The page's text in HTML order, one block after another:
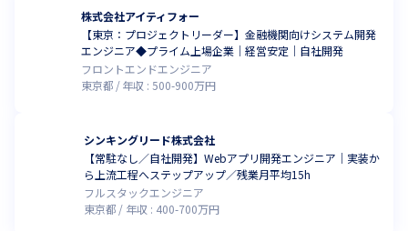
株式会社アイティフォー
【東京：プロジェクトリーダー】金融機関向けシステム開発
エンジニア◆プライム上場企業｜経営安定｜自社開発
フロントエンドエンジニア
東京都
年収 :500-900万円
シンキングリード株式会社
【常駐なし／自社開発】Webアプリ開発エンジニア｜実装か
ら上流工程へステップアップ／残業月平均15h
フルスタックエンジニア
東京都
年収 : 400-700万円